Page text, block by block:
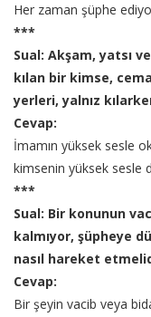
Her zaman şüphe
***
Sual: Akşam, yatsı
kılan bir kimse,
yerleri, yalnız
Cevap:
İmamın yüksek sesle
kimsenin yüksek sesle
***
Sual: Bir konunun
kalmıyor, şüpheye
nasıl hareket
Cevap:
Bir şeyin vacib veya